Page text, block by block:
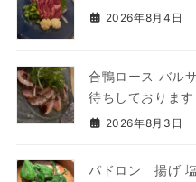
2026年8月4日
合鴨ロース バル
待ちしております
2026年8月3日
パドロン 揚げ